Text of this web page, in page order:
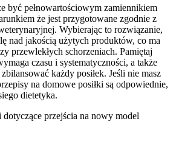
być pełnowartościowym zamiennikiem
że jest przygotowane zgodnie z
Wybierając to rozwiązanie,
nad jakością użytych produktów, co ma
przewlekłych schorzeniach. Pamiętaj
czasu i systematyczności, a także
każdy posiłek. Jeśli nie masz
na domowe posiłki są odpowiednie,
dietetyka.
przejścia na nowy model